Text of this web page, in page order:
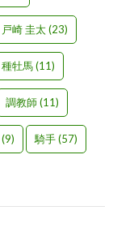
戸崎 圭太(23)
種牡馬(11)
調教師(11)
(9) 騎手(57)